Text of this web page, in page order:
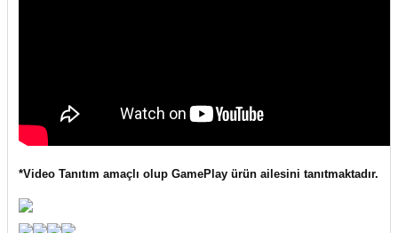
*Video Tanıtım amaçlı olup GamePlay ürün ailesini tanıtmaktadır.